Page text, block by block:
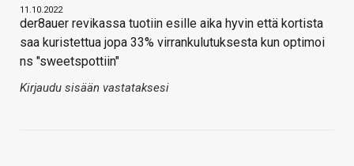
11.10.2022
der8auer revikassa tuotiin esille aika hyvin että kortista
saa kuristettua jopa 33% virrankulutuksesta kun optimoi
ns "sweetspottiin"
Kirjaudu sisään vastataksesi